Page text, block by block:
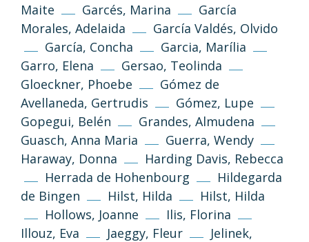
Maite
Garcés, Marina
García
Morales, Adelaida
García Valdés, Olvido
García, Concha
Garcia, Marília
Garro, Elena
Gersao, Teolinda
Gloeckner, Phoebe
Gómez de
Avellaneda, Gertrudis
Gómez, Lupe
Gopegui, Belén
Grandes, Almudena
Guasch, Anna Maria
Guerra, Wendy
Haraway, Donna
Harding Davis, Rebecca
Herrada de Hohenbourg
Hildegarda
de Bingen
Hilst, Hilda
Hilst, Hilda
Hollows, Joanne
Ilis, Florina
Illouz, Eva
Jaeggy, Fleur
Jelinek,